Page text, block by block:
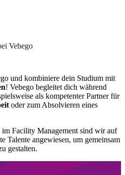
Vebego
und kombiniere dein Studium mit
! Vebego begleitet dich während
als kompetenter Partner für
oder zum Absolvieren eines
Facility Management sind wir auf
Talente angewiesen, um gemeinsam
gestalten.